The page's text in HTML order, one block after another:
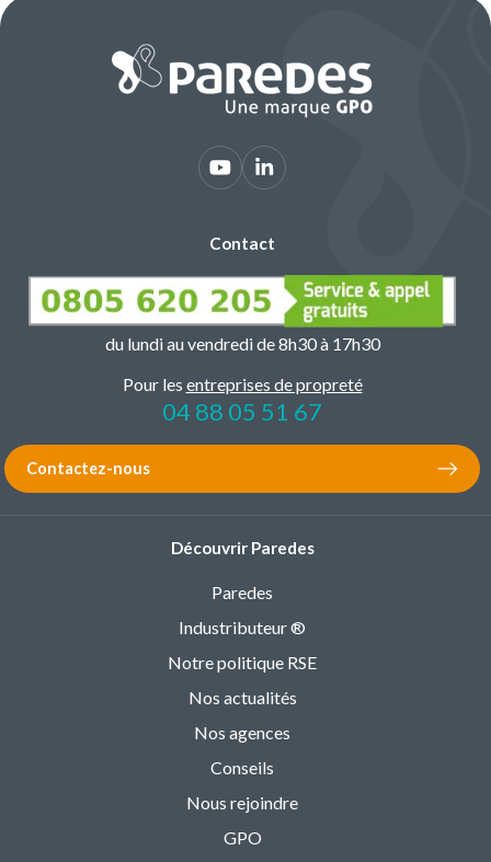
Contact
du lundi au vendredi de 8h30 à 17h30
Pour les entreprises de propreté
04 88 05 51 67
Contactez-nous
Découvrir Paredes
Paredes
Industributeur ®
Notre politique RSE
Nos actualités
Nos agences
Conseils
Nous rejoindre
GPO